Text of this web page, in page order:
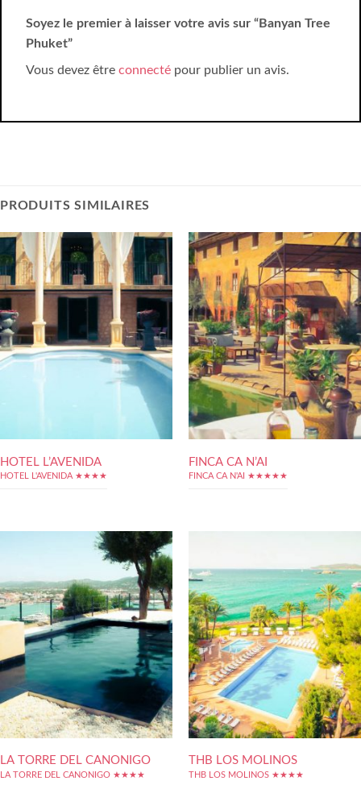
Soyez le premier à laisser votre avis sur “Banyan Tree
Phuket”
Vous devez être connecté pour publier un avis.
PRODUITS SIMILAIRES
HOTEL L’AVENIDA
HOTEL L'AVENIDA ★★★★
FINCA CA N’AI
FINCA CA N'AI ★★★★★
LA TORRE DEL CANONIGO
LA TORRE DEL CANONIGO ★★★★
THB LOS MOLINOS
THB LOS MOLINOS ★★★★